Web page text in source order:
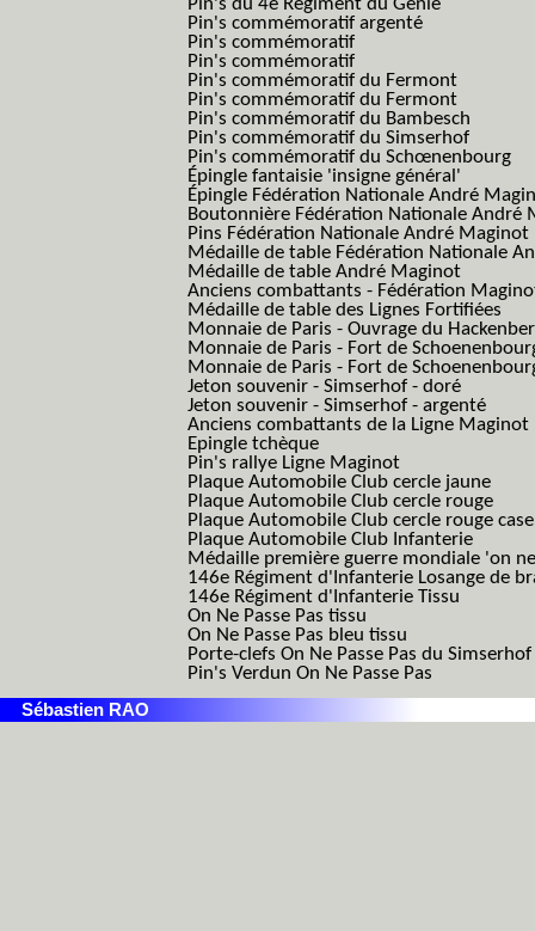
Pin's du 4e Régiment du Génie
Pin's commémoratif argenté
Pin's commémoratif
Pin's commémoratif
Pin's commémoratif du Fermont
Pin's commémoratif du Fermont
Pin's commémoratif du Bambesch
Pin's commémoratif du Simserhof
Pin's commémoratif du Schœnenbourg
Épingle fantaisie 'insigne général'
Épingle Fédération Nationale André
Boutonnière Fédération Nationale André
Pins Fédération Nationale André Maginot
Médaille de table Fédération Nationale
Médaille de table André Maginot
Anciens combattants - Fédération
Médaille de table des Lignes Fortifiées
Monnaie de Paris - Ouvrage du
Monnaie de Paris - Fort de
Monnaie de Paris - Fort de
Jeton souvenir - Simserhof - doré
Jeton souvenir - Simserhof - argenté
Anciens combattants de la Ligne Maginot
Epingle tchèque
Pin's rallye Ligne Maginot
Plaque Automobile Club cercle jaune
Plaque Automobile Club cercle rouge
Plaque Automobile Club cercle rouge
Plaque Automobile Club Infanterie
Médaille première guerre mondiale 'on
146e Régiment d'Infanterie Losange de
146e Régiment d'Infanterie Tissu
On Ne Passe Pas tissu
On Ne Passe Pas bleu tissu
Porte-clefs On Ne Passe Pas du Simserhof
Pin's Verdun On Ne Passe Pas
Sébastien RAO